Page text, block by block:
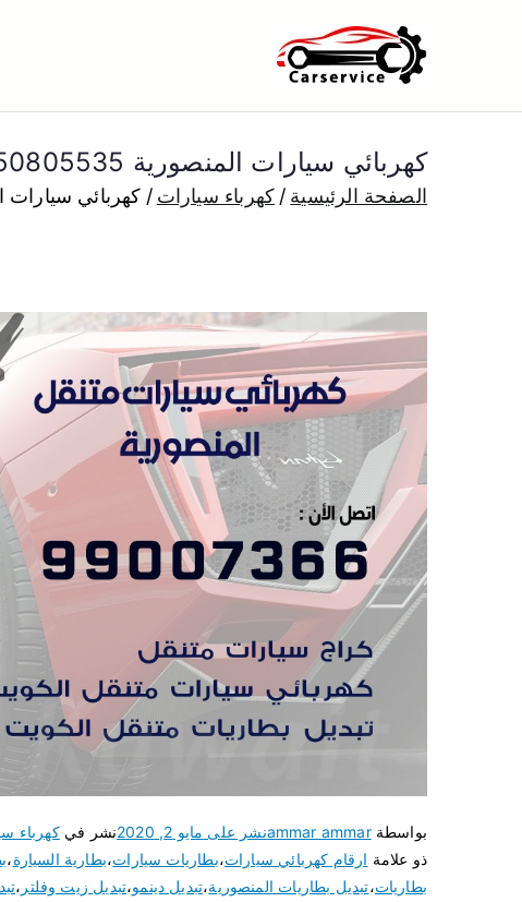
بنشر متنقل
بنشر متنقل الكويت كهرباء وبنشر
كهربائي سيارات المنصورية 50805535 كراج كهرباء وبنشر متنقل المنصورية
الصفحة الرئيسية كهرباء سيارات كهربائي سيارات المنصورية 50805535 كراج
بواسطةammar ammarنشر على مايو 2, 2020 نشر فيكهرباء
ذو علامة ارقام كهربائي سيارات،بطاريات سيارات،بطارية السيارة،
بطاريات،تبديل بطاريات المنصورية،تبديل دينمو،تبديل زيت وفلتر ،